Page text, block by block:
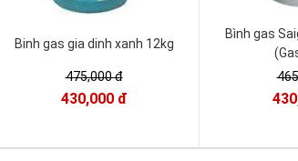
Binh gas gia dinh xanh 12kg
475,000 đ
430,000 đ
Bình gas